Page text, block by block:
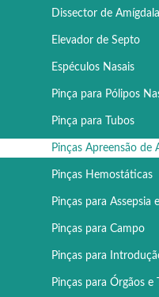
Dissector de
Elevador de Septo
Espéculos Nasais
Pinça para Pólipos
Pinça para Tubos
Pinças Apreensão de
Pinças Hemostáticas
Pinças para Assepsia
Pinças para Campo
Pinças para
Pinças para Órgãos e